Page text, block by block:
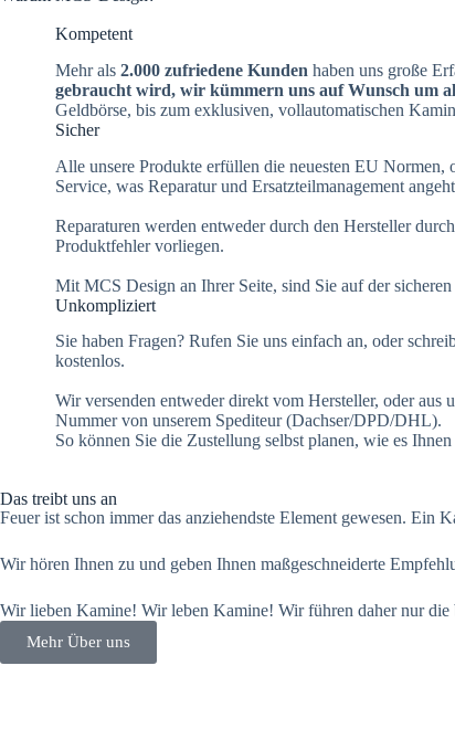
Kompetent
Mehr als 2.000 zufriedene Kunden haben uns große
gebraucht wird, wir kümmern uns auf Wunsch um
Geldbörse, bis zum exklusiven, vollautomatischen
Sicher
Alle unsere Produkte erfüllen die neuesten EU
Service, was Reparatur und Ersatzteilmanagement
Reparaturen werden entweder durch den Hersteller
Produktfehler vorliegen.
Mit MCS Design an Ihrer Seite, sind Sie auf der sicheren
Unkompliziert
Sie haben Fragen? Rufen Sie uns einfach an, oder
kostenlos.
Wir versenden entweder direkt vom Hersteller, oder aus
Nummer von unserem Spediteur (Dachser/DPD/DHL).
So können Sie die Zustellung selbst planen, wie es
Das treibt uns an
Feuer ist schon immer das anziehendste Element gewesen.
Wir hören Ihnen zu und geben Ihnen maßgeschneiderte
Wir lieben Kamine! Wir leben Kamine! Wir führen daher nur die
Mehr Über uns